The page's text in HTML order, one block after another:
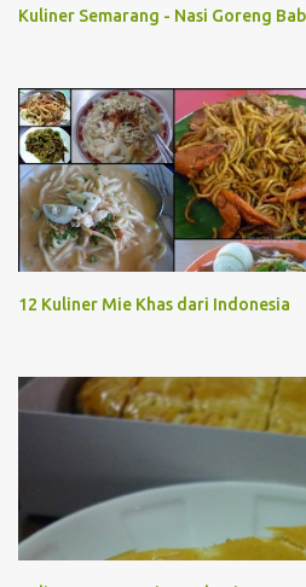
Kuliner Semarang - Nasi Goreng
12 Kuliner Mie Khas dari Indonesia